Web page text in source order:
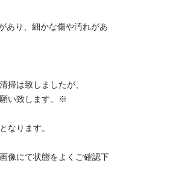
あり、細かな傷や汚れがあ
掃は致しましたが、
い致します。※
なります。
像にて状態をよくご確認下